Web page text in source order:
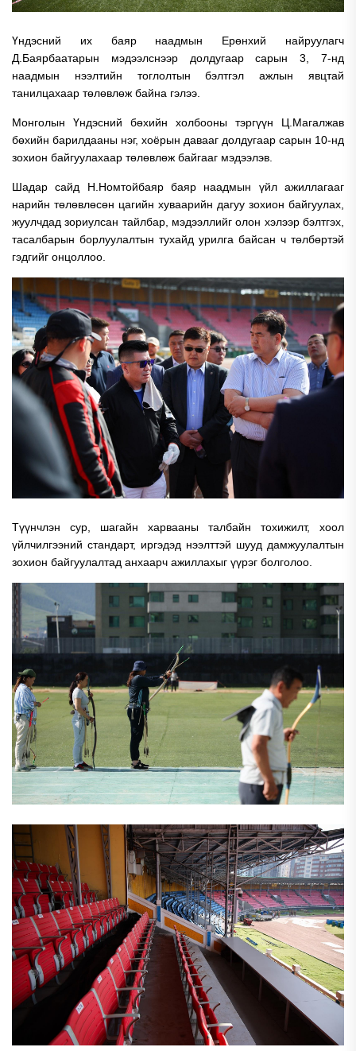
Үндэсний их баяр наадмын Ерөнхий найруулагч
Д.Баярбаатарын мэдээлснээр долдугаар сарын 3, 7-нд
наадмын нээлтийн тоглолтын бэлтгэл ажлын явцтай
танилцахаар төлөвлөж байна гэлээ.
Монголын Үндэсний бөхийн холбооны тэргүүн Ц.Магалжав
бөхийн барилдааны нэг, хоёрын давааг долдугаар сарын 10-нд
зохион байгуулахаар төлөвлөж байгааг мэдээлэв.
Шадар сайд Н.Номтойбаяр баяр наадмын үйл ажиллагааг
нарийн төлөвлөсөн цагийн хуваарийн дагуу зохион байгуулах,
жуулчдад зориулсан тайлбар, мэдээллийг олон хэлээр бэлтгэх,
тасалбарын борлуулалтын тухайд урилга байсан ч төлбөртэй
гэдгийг онцоллоо.
Түүнчлэн сур, шагайн харвааны талбайн тохижилт, хоол
үйлчилгээний стандарт, иргэдэд нээлттэй шууд дамжуулалтын
зохион байгуулалтад анхаарч ажиллахыг үүрэг болголоо.